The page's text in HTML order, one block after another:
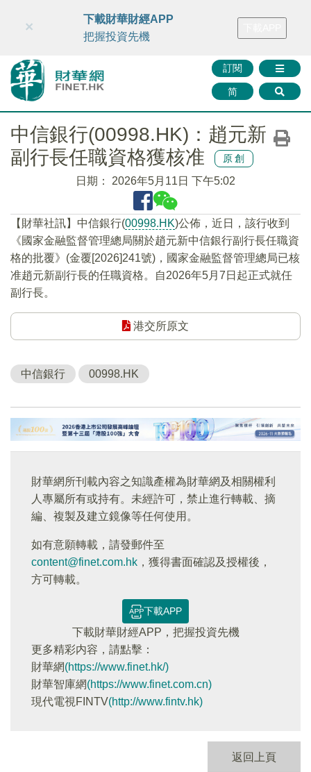
財華智庫網 FINTV FINMETA 財華證券 媒體矩陣
訂閱
简
×
下載財華財經APP
把握投資先機
中信銀行(00998.HK)：趙元新
副行長任職資格獲核准
原創
日期： 2026年5月11日 下午5:02
​【財華社訊】中信銀行(00998.HK)公佈，近日，該行收到
《國家金融監督管理總局關於趙元新中信銀行副行長任職資
格的批覆》(金覆[2026]241號)，國家金融監督管理總局已核
准趙元新副行長的任職資格。自2026年5月7日起正式就任
副行長。
港交所原文
中信銀行 00998.HK
財華網所刊載內容之知識產權為財華網及相關權利
人專屬所有或持有。未經許可，禁止進行轉載、摘
編、複製及建立鏡像等任何使用。
如有意願轉載，請發郵件至
content@finet.com.hk ，獲得書面確認及授權後，
方可轉載。
下載APP
下載財華財經APP，把握投資先機
更多精彩内容，請點擊：
財華網(https://www.finet.hk/)
財華智庫網(https://www.finet.com.cn)
現代電視FINTV(http://www.fintv.hk)
返回上頁